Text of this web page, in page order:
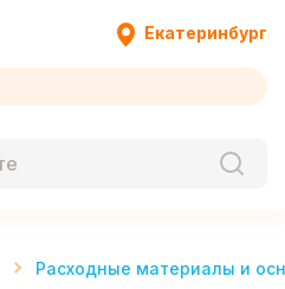
Екатеринбург
Расходные материалы и